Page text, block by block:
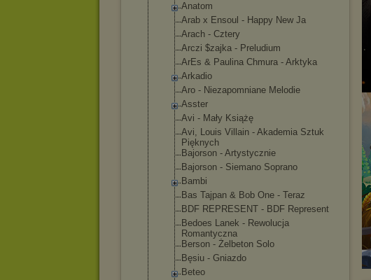
Anatom
Arab x Ensoul - Happy New Ja
Arach - Cztery
Arczi $zajka - Preludium
ArEs & Paulina Chmura - Arktyka
Arkadio
Aro - Niezapomniane Melodie
Asster
Avi - Mały Książę
Avi, Louis Villain - Akademia Sztuk
Pięknych
Bajorson - Artystycznie
Bajorson - Siemano Soprano
Bambi
Bas Tajpan & Bob One - Teraz
BDF REPRESENT - BDF Represent
Bedoes Lanek - Rewolucja
Romantyczna
Berson - Żelbeton Solo
Bęsiu - Gniazdo
Beteo